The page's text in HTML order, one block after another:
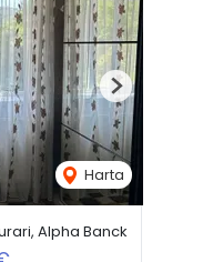
Harta
Next
Alpha Banck